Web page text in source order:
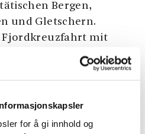
for å gi innhold og
Bergen,
und Gletschern.
Fjordkreuzfahrt mit
im
Baroniet
schwimmende
Eye und das